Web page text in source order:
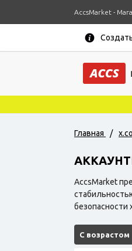
AccsMarket -
Главная /
AccsMarket
безопасности
С возрастом